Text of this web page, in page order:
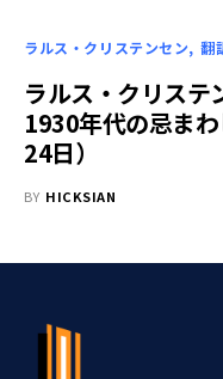
ラルス・クリステンセン 翻
ラルス・クリステ
1930年代の忌ま
24日）
BY HICKSIAN